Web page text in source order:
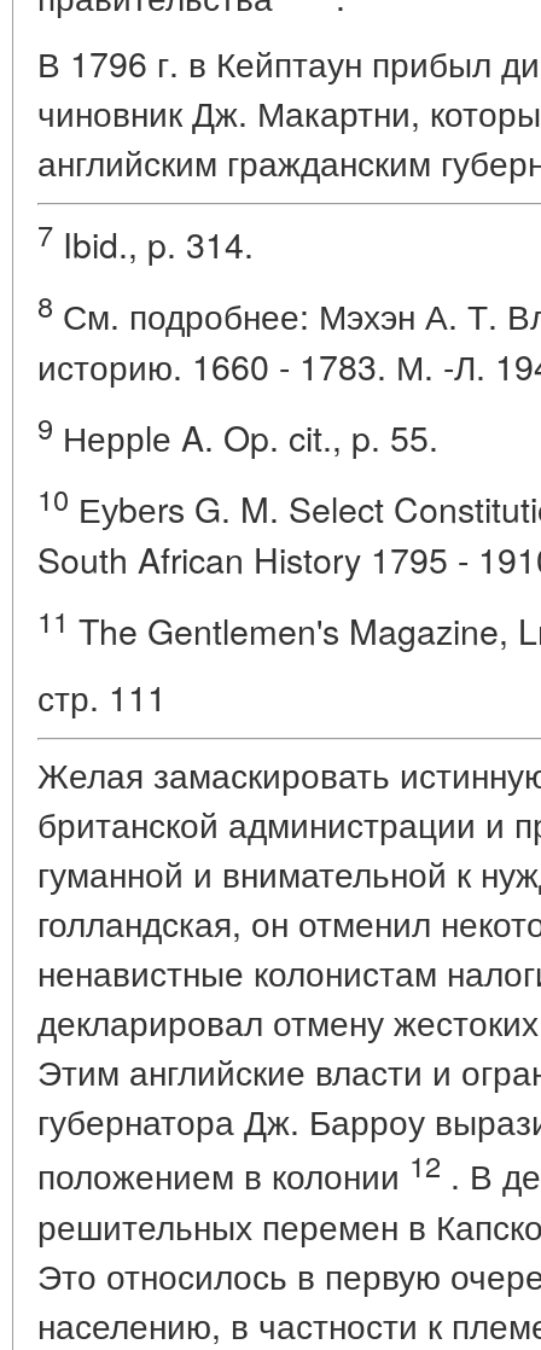
В 1796 г. в Кейптаун прибыл
чиновник Дж. Макартни,
английским гражданским
7 Ibid., p. 314.
8 См. подробнее: Мэхэн А. Т.
историю. 1660 - 1783. М. -Л.
9 Неррlе A. Op. cit., p. 55.
10 Еуbеrs G. M. Select
South African History 1795 -
11 The Gentlemen's Magazine,
стр. 111
Желая замаскировать
британской администрации и
гуманной и внимательной к
голландская, он отменил
ненавистные колонистам
декларировал отмену
Этим английские власти и
губернатора Дж. Барроу
положением в колонии 12 . В
решительных перемен в
Это относилось в первую
населению, в частности к